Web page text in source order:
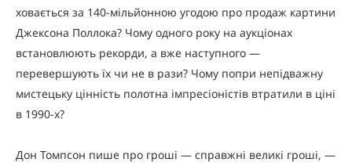
ховається за 140-мільйонною угодою про продаж картини
Джексона Поллока? Чому одного року на аукціонах
встановлюють рекорди, а вже наступного —
перевершують їх чи не в рази? Чому попри непідважну
мистецьку цінність полотна імпресіоністів втратили в ціні
в 1990-х?
Дон Томпсон пише про гроші — справжні великі гроші, —